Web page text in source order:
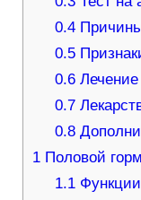
0.4
0.5
0.6
0.7
0.8
1Половой
1.1